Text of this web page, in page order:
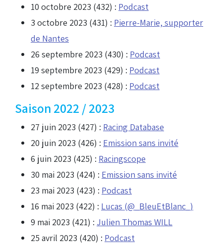
10 octobre 2023 (432) : Podcast
3 octobre 2023 (431) : Pierre-Marie, supporter
de Nantes
26 septembre 2023 (430) : Podcast
19 septembre 2023 (429) : Podcast
12 septembre 2023 (428) : Podcast
Saison 2022 / 2023
27 juin 2023 (427) : Racing Database
20 juin 2023 (426) : Emission sans invité
6 juin 2023 (425) : Racingscope
30 mai 2023 (424) : Emission sans invité
23 mai 2023 (423) : Podcast
16 mai 2023 (422) : Lucas (@_BleuEtBlanc_)
9 mai 2023 (421) : Julien Thomas WILL
25 avril 2023 (420) : Podcast